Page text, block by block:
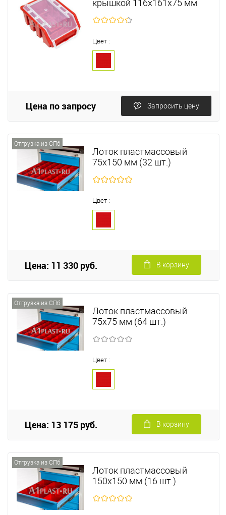
крышкой 116х161х75 мм
Цвет :
Цена по запросу Запросить цену
Отгрузка из СПб
Лоток пластмассовый
75х150 мм (32 шт.)
Цвет :
Цена: 11 330 руб. В корзину
Отгрузка из СПб
Лоток пластмассовый
75х75 мм (64 шт.)
Цвет :
Цена: 13 175 руб. В корзину
Отгрузка из СПб
Лоток пластмассовый
150х150 мм (16 шт.)